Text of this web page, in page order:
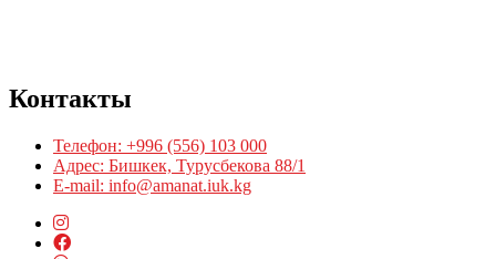
Контакты
Телефон: +996 (556) 103 000
Адрес: Бишкек, Турусбекова 88/1
E-mail: info@amanat.iuk.kg